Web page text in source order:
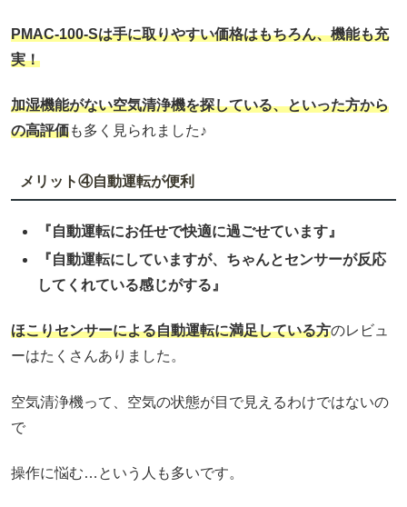
PMAC-100-Sは手に取りやすい価格はもちろん、機能も充
実！
加湿機能がない空気清浄機を探している、といった方から
の高評価も多く見られました♪
メリット④自動運転が便利
『自動運転にお任せで快適に過ごせています』
『自動運転にしていますが、ちゃんとセンサーが反応
してくれている感じがする』
ほこりセンサーによる自動運転に満足している方のレビュ
ーはたくさんありました。
空気清浄機って、空気の状態が目で見えるわけではないの
で
操作に悩む…という人も多いです。